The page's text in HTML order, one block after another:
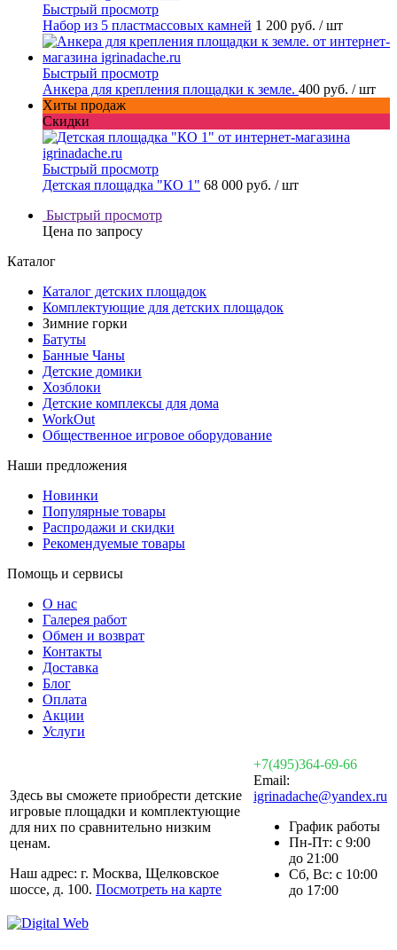
Быстрый просмотр
Набор из 5 пластмассовых камней 1 200 руб. / шт
Быстрый просмотр
Анкера для крепления площадки к земле. 400 руб. / шт
Хиты продаж
Скидки
Быстрый просмотр
Детская площадка "КО 1" 68 000 руб. / шт
Быстрый просмотр
Цена по запросу
Каталог
Каталог детских площадок
Комплектующие для детских площадок
Зимние горки
Батуты
Банные Чаны
Детские домики
Хозблоки
Детские комплексы для дома
WorkOut
Общественное игровое оборудование
Наши предложения
Новинки
Популярные товары
Распродажи и скидки
Рекомендуемые товары
Помощь и сервисы
О нас
Галерея работ
Обмен и возврат
Контакты
Доставка
Блог
Оплата
Акции
Услуги
Здесь вы сможете приобрести детские
игровые площадки и комплектующие
для них по сравнительно низким
ценам.
Наш адрес: г. Москва, Щелковское
шоссе, д. 100. Посмотреть на карте
+7(495)364-69-66
Email:
igrinadache@yandex.ru
График работы
Пн-Пт: с 9:00
до 21:00
Сб, Вс: с 10:00
до 17:00